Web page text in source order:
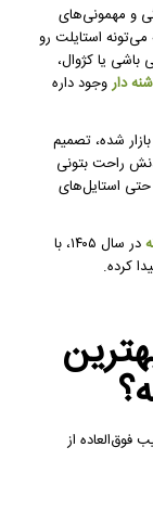
و مهمونی‌های
استایلت رو
یا کژوال،
داروجود داره
شده، تصمیم
راحت بتونی
حتی استایل‌های
در سال ۱۴۰۵، با
کرده.
فوق‌العاده از